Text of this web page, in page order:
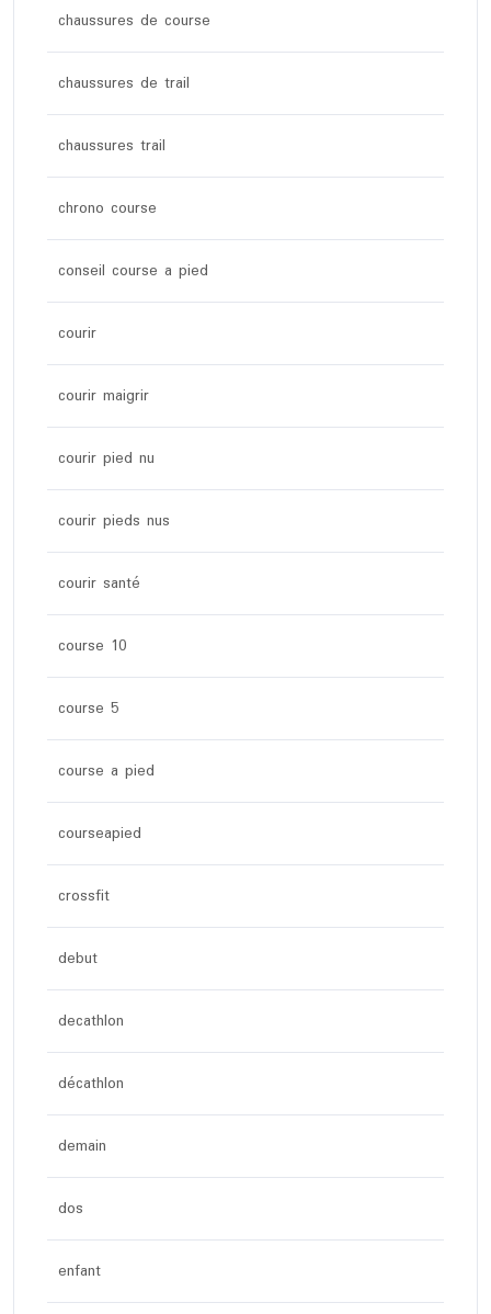
chaussures de course
chaussures de trail
chaussures trail
chrono course
conseil course a pied
courir
courir maigrir
courir pied nu
courir pieds nus
courir santé
course 10
course 5
course a pied
courseapied
crossfit
debut
decathlon
décathlon
demain
dos
enfant